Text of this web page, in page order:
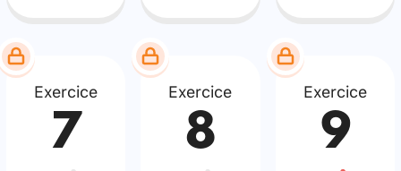
Exercice
7
Exercice
8
Exercice
9